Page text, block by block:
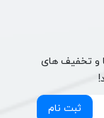
و تخفیف های
ثبت نام